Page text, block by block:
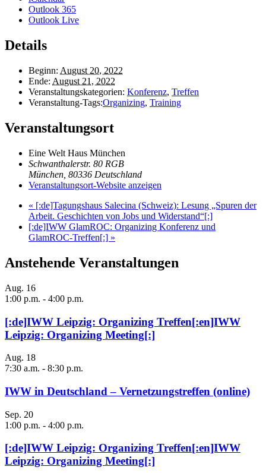
Outlook 365
Outlook Live
Details
Beginn: August 20, 2022
Ende: August 21, 2022
Veranstaltungskategorien: Konferenz, Treffen
Veranstaltung-Tags:Organizing, Training
Veranstaltungsort
Eine Welt Haus München
Schwanthalerstr. 80 RGB
München 80336 Deutschland
Veranstaltungsort-Website anzeigen
« [:de]Tagungshaus Salecina (Schweiz): Lesung „Spuren der
Arbeit. Geschichten von Jobs und Widerstand“[:]
[:de]IWW GlamROC: Organizing Konferenz und
GlamROC-Treffen[:] »
Anstehende Veranstaltungen
Aug. 16
1:00 p.m. - 4:00 p.m.
[:de]IWW Leipzig: Organizing Treffen[:en]IWW
Leipzig: Organizing Meeting[:]
Aug. 18
7:30 a.m. - 8:30 p.m.
IWW in Deutschland – Vernetzungstreffen (online)
Sep. 20
1:00 p.m. - 4:00 p.m.
[:de]IWW Leipzig: Organizing Treffen[:en]IWW
Leipzig: Organizing Meeting[:]